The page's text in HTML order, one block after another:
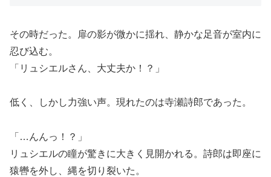
その時だった。扉の影が微かに揺れ、静かな足音が室内に
忍び込む。
「リュシエルさん、大丈夫か！？」
低く、しかし力強い声。現れたのは寺瀬詩郎であった。
「…んんっ！？」
リュシエルの瞳が驚きに大きく見開かれる。詩郎は即座に
猿轡を外し、縄を切り裂いた。